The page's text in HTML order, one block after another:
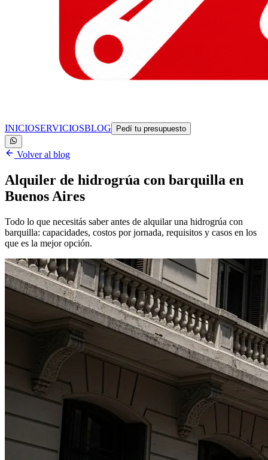
INICIOSERVICIOSBLOG Pedí tu presupuesto
Volver al blog
Alquiler de hidrogrúa con barquilla en
Buenos Aires
Todo lo que necesitás saber antes de alquilar una hidrogrúa con
barquilla: capacidades, costos por jornada, requisitos y casos en los
que es la mejor opción.